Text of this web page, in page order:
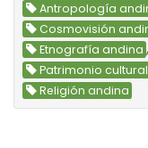
Antropología
Cosmovisión
Etnografía andina
Patrimonio
Religión andina